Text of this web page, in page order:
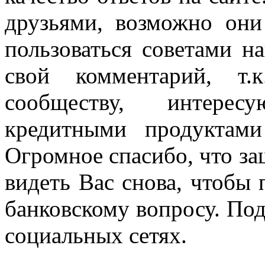
друзьями, возможно
пользоваться советами
свой комментарий,
сообществу,
кредитными
Огромное спасибо, что
видеть Вас снова, чтобы
банковскому вопросу.
социальных сетях.